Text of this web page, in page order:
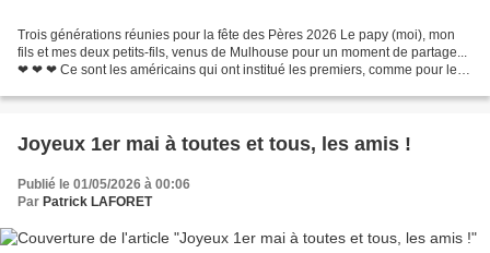
Trois générations réunies pour la fête des Pères 2026 Le papy (moi), mon
fils et mes deux petits-fils, venus de Mulhouse pour un moment de partage...
❤ ❤ ❤ Ce sont les américains qui ont institué les premiers, comme pour les
Joyeux 1er mai à toutes et tous, les amis !
Publié le 01/05/2026 à 00:06
Par Patrick LAFORET